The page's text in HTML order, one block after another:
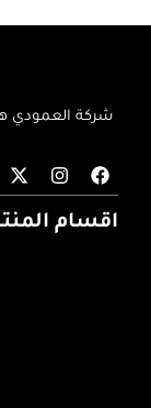
شركة العمودي
اقسام